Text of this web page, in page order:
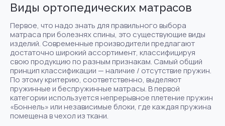
Виды ортопедических матрасов
Первое, что надо знать для правильного выбора
матраса при болезнях спины, это существующие виды
изделий. Современные производители предлагают
достаточно широкий ассортимент, классифицируя
свою продукцию по разным признакам. Самый общий
принцип классификации — наличие / отсутствие пружин.
По этому критерию, соответственно, выделяют
пружинные и беспружинные матрасы. В первой
категории используется непрерывное плетение пружин
«Боннель» или независимые блоки, где каждая пружина
помещена в чехол из ткани.